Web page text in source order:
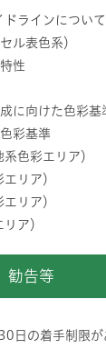
ラインについて
ル表色系）
性
に向けた色彩基
彩基準
色彩エリア）
リア）
リア）
ア）
勧告等
日の着手制限が